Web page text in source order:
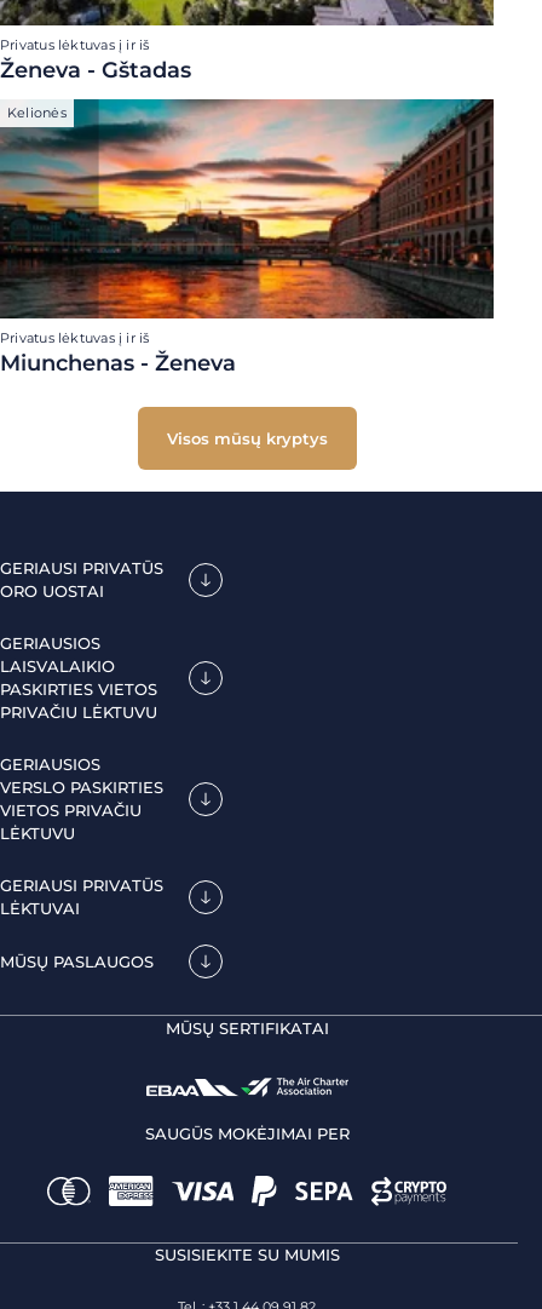
Privatus lėktuvas į ir iš
Ženeva - Gštadas
Kelionės
Privatus lėktuvas į ir iš
Miunchenas - Ženeva
Visos mūsų kryptys
GERIAUSI PRIVATŪS
ORO UOSTAI
GERIAUSIOS
LAISVALAIKIO
PASKIRTIES VIETOS
PRIVAČIU LĖKTUVU
GERIAUSIOS
VERSLO PASKIRTIES
VIETOS PRIVAČIU
LĖKTUVU
GERIAUSI PRIVATŪS
LĖKTUVAI
MŪSŲ PASLAUGOS
MŪSŲ SERTIFIKATAI
SAUGŪS MOKĖJIMAI PER
SUSISIEKITE SU MUMIS